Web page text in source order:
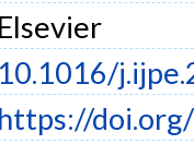
Elsevier
10.1016/
https://